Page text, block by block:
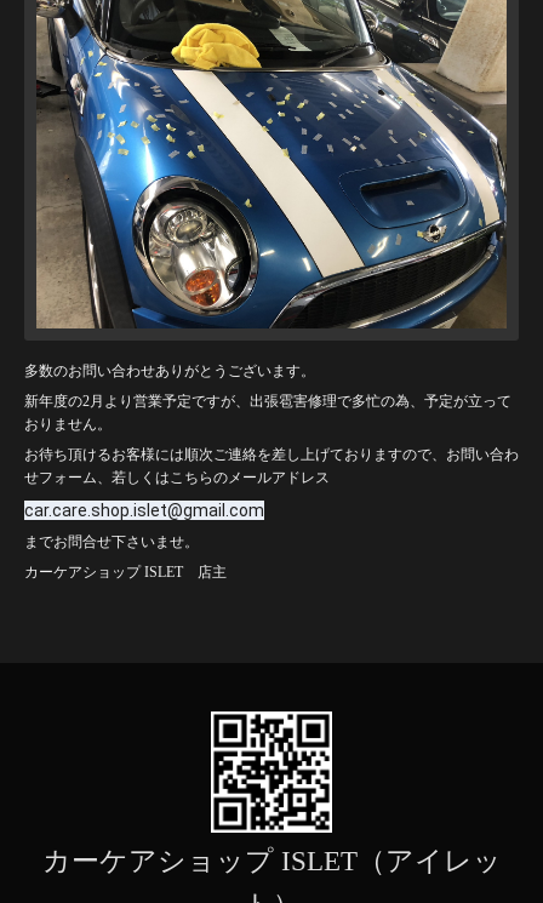
多数のお問い合わせありがとうございます。
新年度の2月より営業予定ですが、出張雹害修理で多忙の為、予定が立って
おりません。
お待ち頂けるお客様には順次ご連絡を差し上げておりますので、お問い合わ
せフォーム、若しくはこちらのメールアドレス
car.care.shop.islet@gmail.com
までお問合せ下さいませ。
カーケアショップ ISLET 店主
カーケアショップ ISLET（アイレッ